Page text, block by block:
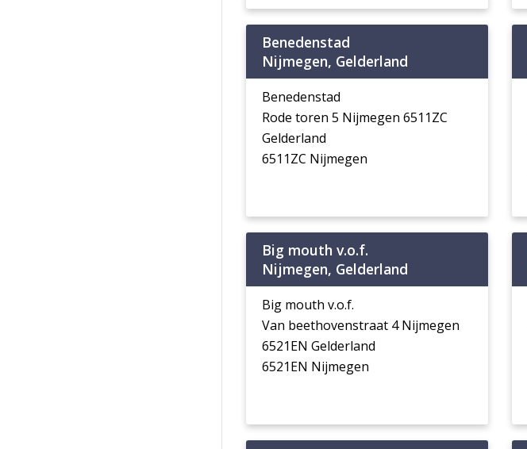
Benedenstad
Nijmegen, Gelderland
Benedenstad
Rode toren 5 Nijmegen 6511ZC
Gelderland
6511ZC Nijmegen
Big mouth v.o.f.
Nijmegen, Gelderland
Big mouth v.o.f.
Van beethovenstraat 4 Nijmegen
6521EN Gelderland
6521EN Nijmegen